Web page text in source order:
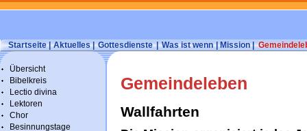
Startseite | Aktuelles | Gottesdienste | Was ist wenn | Mission |
Übersicht
Bibelkreis
Lectio divina
Lektoren
Chor
Besinnungstage
Gemeindeleben
Wallfahrten